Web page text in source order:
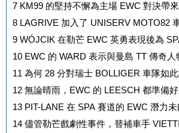
7 KM99 的堅持不懈為主場 EWC 對決帶
8 LAGRIVE 加入了 UNISERV MOTO82
9 WÓJCIK 在勒芒 EWC 英勇表現後為
10 EWC 的 WARD 表示與曼島 TT 傳奇
11 為何 28 分對瑞士 BOLLIGER 車隊如
12 無論晴雨，EWC 的 LEESCH 都準備
13 PIT-LANE 在 SPA 賽道的 EWC 潛力
14 儘管勒芒戲劇性事件，替補車手